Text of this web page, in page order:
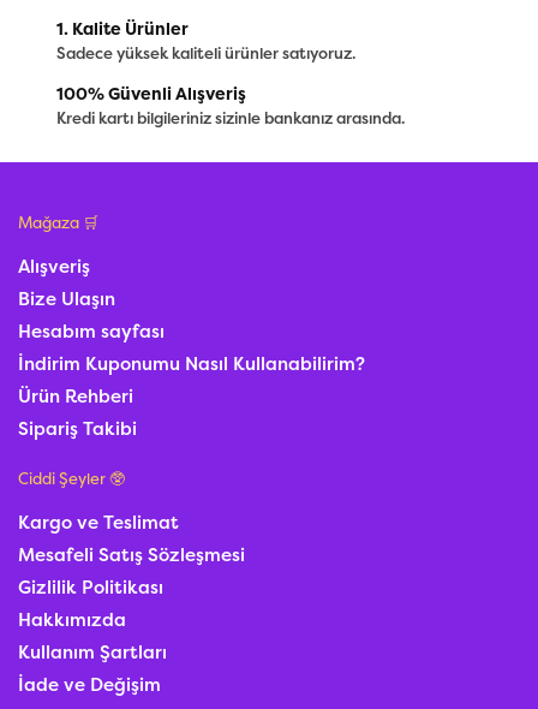
1. Kalite Ürünler
Sadece yüksek kaliteli ürünler satıyoruz.
100% Güvenli Alışveriş
Kredi kartı bilgileriniz sizinle bankanız arasında.
Mağaza 🛒
Alışveriş
Bize Ulaşın
Hesabım sayfası
İndirim Kuponumu Nasıl Kullanabilirim?
Ürün Rehberi
Sipariş Takibi
Ciddi Şeyler 🥸
Kargo ve Teslimat
Mesafeli Satış Sözleşmesi
Gizlilik Politikası
Hakkımızda
Kullanım Şartları
İade ve Değişim